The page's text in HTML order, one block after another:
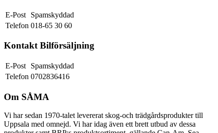
E-Post
Spamskyddad
Telefon 018-65 30 60
Kontakt Bilförsäljning
E-Post
Spamskyddad
Telefon 0702836416
Om SÅMA
Vi har sedan 1970-talet levererat skog-och trädgårdsprodukter till
Uppsala med omnejd. Vi har idag även ett brett utbud av dessa